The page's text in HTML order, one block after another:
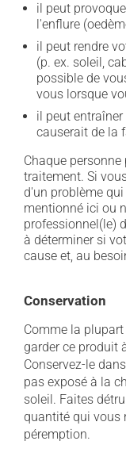
il peut
l'enflure
il peut rendre
(p. ex. soleil,
possible de
vous lorsque
il peut
causerait de la
Chaque
traitement. Si
d'un problème
mentionné ici ou
professionnel(le)
à déterminer si
cause et, au
Conservation
Comme la
garder ce produit
Conservez-le
pas exposé à la
soleil. Faites
quantité qui vous
péremption.